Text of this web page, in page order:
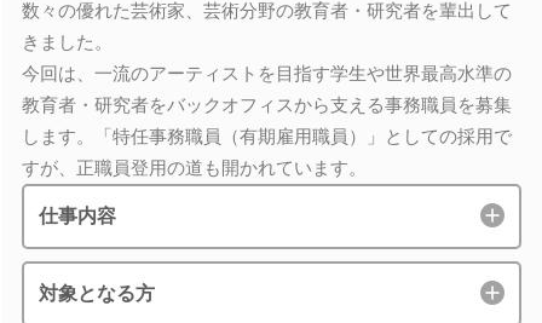
数々の優れた芸術家、芸術分野の教育者・研究者を輩出して
きました。
今回は、一流のアーティストを目指す学生や世界最高水準の
教育者・研究者をバックオフィスから支える事務職員を募集
します。「特任事務職員（有期雇用職員）」としての採用で
すが、正職員登用の道も開かれています。
仕事内容
対象となる方